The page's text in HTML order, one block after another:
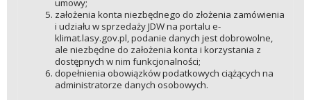
umowy;
założenia konta niezbędnego do złożenia zamówienia
i udziału w sprzedaży JDW na portalu e-
klimat.lasy.gov.pl, podanie danych jest dobrowolne,
ale niezbędne do założenia konta i korzystania z
dostępnych w nim funkcjonalności;
dopełnienia obowiązków podatkowych ciążących na
administratorze danych osobowych.